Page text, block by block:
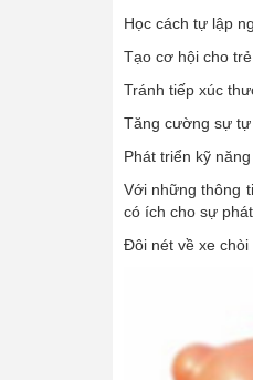
Học cách tự lập
Tạo cơ hội cho
Tránh tiếp xúc
Tăng cường sự tự
Phát triển kỹ
Với những thông
có ích cho sự
Đôi nét về xe